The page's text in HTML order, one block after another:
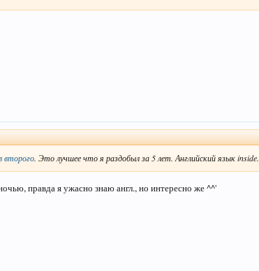
второго. Это лучшее что я раздобыл за 5 лет. Английский язык inside.
правда я ужасно знаю англ., но интересно же ^^'